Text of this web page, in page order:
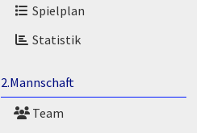
Spielplan
Statistik
2.Mannschaft
Team